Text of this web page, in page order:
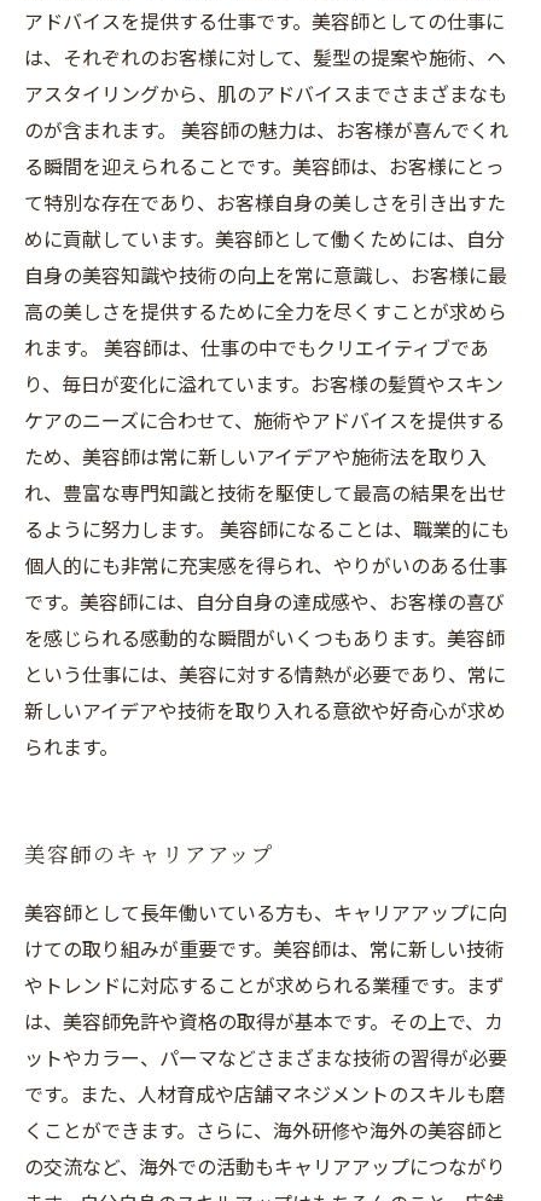
アドバイスを提供する仕事です。美容師としての仕事に
は、それぞれのお客様に対して、髪型の提案や施術、ヘ
アスタイリングから、肌のアドバイスまでさまざまなも
のが含まれます。 美容師の魅力は、お客様が喜んでくれ
る瞬間を迎えられることです。美容師は、お客様にとっ
て特別な存在であり、お客様自身の美しさを引き出すた
めに貢献しています。美容師として働くためには、自分
自身の美容知識や技術の向上を常に意識し、お客様に最
高の美しさを提供するために全力を尽くすことが求めら
れます。 美容師は、仕事の中でもクリエイティブであ
り、毎日が変化に溢れています。お客様の髪質やスキン
ケアのニーズに合わせて、施術やアドバイスを提供する
ため、美容師は常に新しいアイデアや施術法を取り入
れ、豊富な専門知識と技術を駆使して最高の結果を出せ
るように努力します。 美容師になることは、職業的にも
個人的にも非常に充実感を得られ、やりがいのある仕事
です。美容師には、自分自身の達成感や、お客様の喜び
を感じられる感動的な瞬間がいくつもあります。美容師
という仕事には、美容に対する情熱が必要であり、常に
新しいアイデアや技術を取り入れる意欲や好奇心が求め
られます。
美容師のキャリアアップ
美容師として長年働いている方も、キャリアアップに向
けての取り組みが重要です。美容師は、常に新しい技術
やトレンドに対応することが求められる業種です。まず
は、美容師免許や資格の取得が基本です。その上で、カ
ットやカラー、パーマなどさまざまな技術の習得が必要
です。また、人材育成や店舗マネジメントのスキルも磨
くことができます。さらに、海外研修や海外の美容師と
の交流など、海外での活動もキャリアアップにつながり